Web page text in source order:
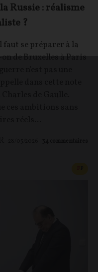
Russie : réalisme
?
faut se préparer à la
de Bruxelles à Paris